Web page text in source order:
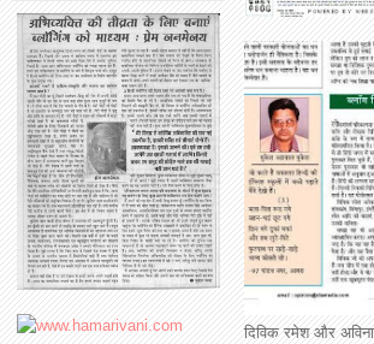
दिविक रमेश और